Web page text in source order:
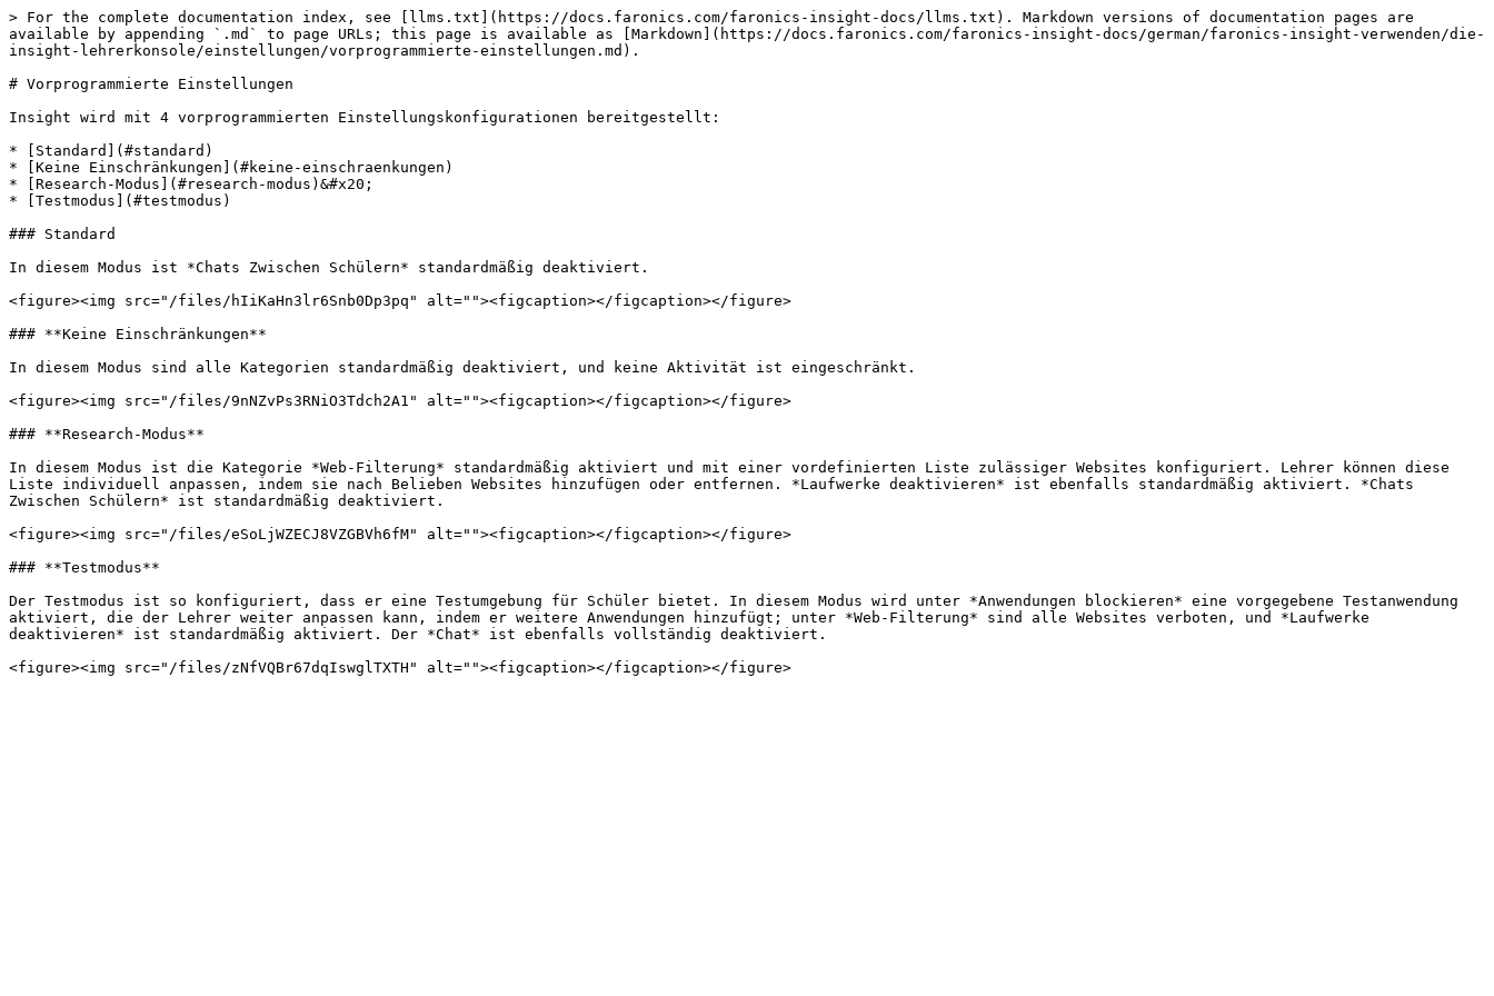
> For the complete documentation index, see [llms.txt](https://docs.faronics.com/faronics-insight-docs/llms.txt). Markdown versions of documentation pages are
available by appending `.md` to page URLs; this page is available as [Markdown](https://docs.faronics.com/faronics-insight-docs/german/faronics-insight-verwenden/die-
insight-lehrerkonsole/einstellungen/vorprogrammierte-einstellungen.md).
# Vorprogrammierte Einstellungen
Insight wird mit 4 vorprogrammierten Einstellungskonfigurationen bereitgestellt:
* [Standard](#standard)
* [Keine Einschränkungen](#keine-einschraenkungen)
* [Research-Modus](#research-modus)&#x20;
* [Testmodus](#testmodus)
### Standard
In diesem Modus ist *Chats Zwischen Schülern* standardmäßig deaktiviert.
<figure><img src="/files/hIiKaHn3lr6Snb0Dp3pq" alt=""><figcaption></figcaption></figure>
### **Keine Einschränkungen**
In diesem Modus sind alle Kategorien standardmäßig deaktiviert, und keine Aktivität ist eingeschränkt.
<figure><img src="/files/9nNZvPs3RNiO3Tdch2A1" alt=""><figcaption></figcaption></figure>
### **Research-Modus**
In diesem Modus ist die Kategorie *Web-Filterung* standardmäßig aktiviert und mit einer vordefinierten Liste zulässiger Websites konfiguriert. Lehrer können diese
Liste individuell anpassen, indem sie nach Belieben Websites hinzufügen oder entfernen. *Laufwerke deaktivieren* ist ebenfalls standardmäßig aktiviert. *Chats
Zwischen Schülern* ist standardmäßig deaktiviert.
<figure><img src="/files/eSoLjWZECJ8VZGBVh6fM" alt=""><figcaption></figcaption></figure>
### **Testmodus**
Der Testmodus ist so konfiguriert, dass er eine Testumgebung für Schüler bietet. In diesem Modus wird unter *Anwendungen blockieren* eine vorgegebene Testanwendung
aktiviert, die der Lehrer weiter anpassen kann, indem er weitere Anwendungen hinzufügt; unter *Web-Filterung* sind alle Websites verboten, und *Laufwerke
deaktivieren* ist standardmäßig aktiviert. Der *Chat* ist ebenfalls vollständig deaktiviert.